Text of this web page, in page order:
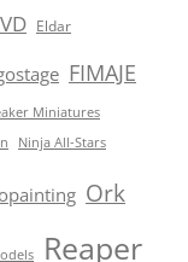
Eldar
FIMAJE
Miniatures
Ninja All-Stars
Ork
Reaper